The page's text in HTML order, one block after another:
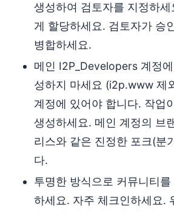
생성하여 검토자를 지정하세
게 할당하세요. 검토자가 승
병합하세요.
메인 I2P_Developers 계정
성하지 마세요 (i2p.www 제
계정에 있어야 합니다. 작업
생성하세요. 메인 계정의 브
리스와 같은 진정한 포크(분
다.
투명한 방식으로 커뮤니티
하세요. 자주 체크인하세요.